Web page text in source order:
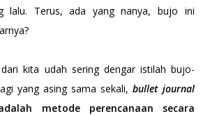
lalu. Terus, ada yang nanya, bujo ini
kita udah sering dengar istilah bujo-
yang asing sama sekali,bullet journal
metode perencanaan secara